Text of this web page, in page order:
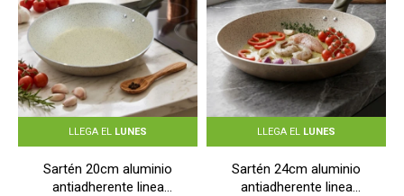
LLEGA EL LUNES
Sartén 20cm aluminio
antiadherente linea
LLEGA EL LUNES
Sartén 24cm aluminio
antiadherente linea